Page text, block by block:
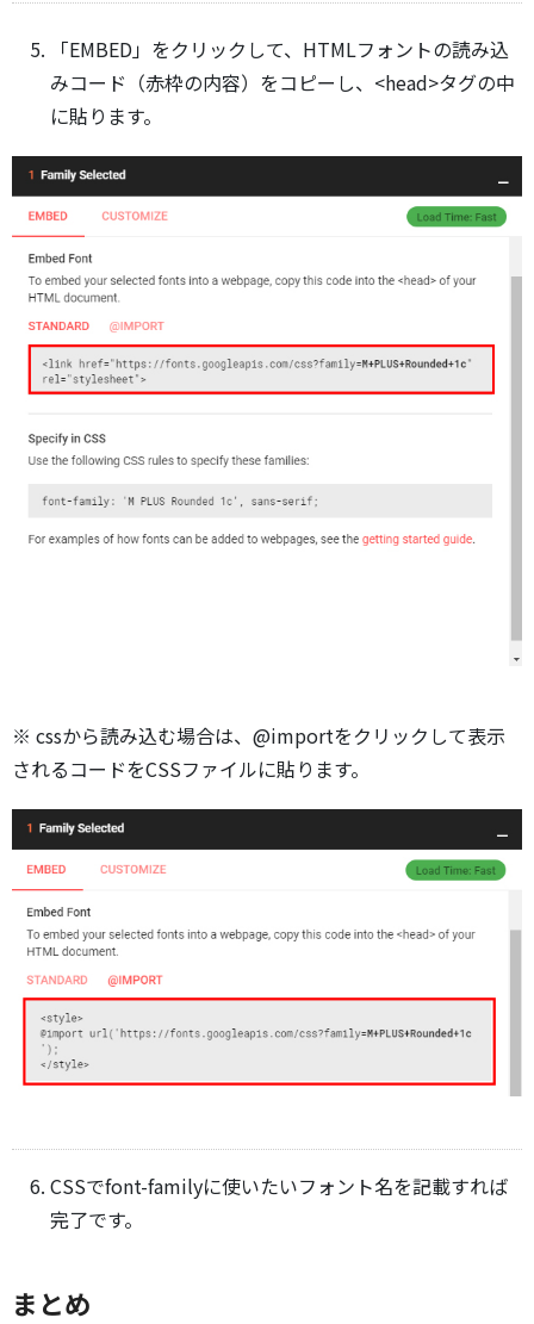
「EMBED」をクリックして、HTMLフォントの読み込
みコード（赤枠の内容）をコピーし、<head>タグの中
に貼ります。
※ cssから読み込む場合は、@importをクリックして表示
されるコードをCSSファイルに貼ります。
CSSでfont-familyに使いたいフォント名を記載すれば
完了です。
まとめ